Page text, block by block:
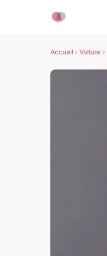
Accueil › Voiture ›